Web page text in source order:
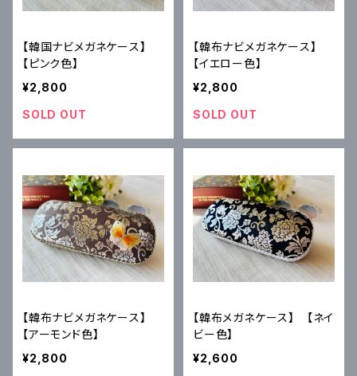
【韓国ナビメガネケース】
【ピンク色】
¥2,800
SOLD OUT
【韓布ナビメガネケース】
【イエロー色】
¥2,800
SOLD OUT
【韓布ナビメガネケース】
【アーモンド色】
¥2,800
【韓布メガネケース】 【ネイ
ビー色】
¥2,600